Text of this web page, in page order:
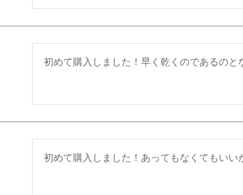
初めて購入しました！早く乾くのであるのと
初めて購入しました！あってもなくてもいい